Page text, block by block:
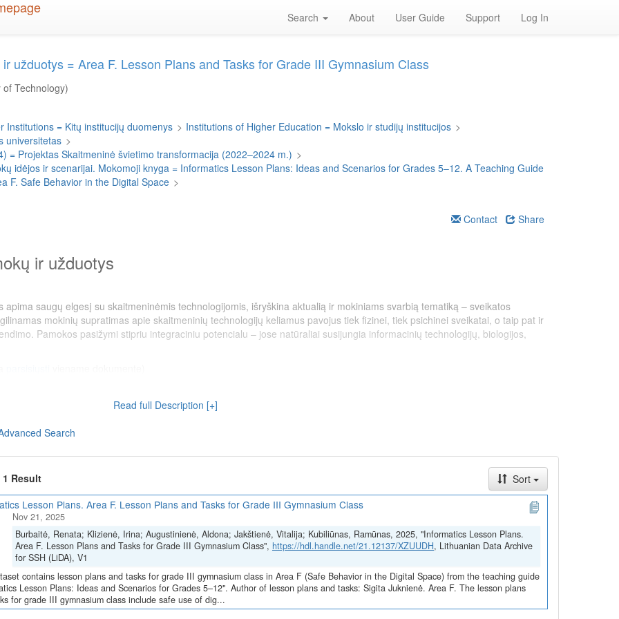
Search About User Guide Support Log In
užduotys = Area F. Lesson Plans and Tasks for Grade III Gymnasium Class
Technology)
Institutions = Kitų institucijų duomenys > Institutions of Higher Education = Mokslo ir studijų institucijos >
universitetas >
= Projektas Skaitmeninė švietimo transformacija (2022–2024 m.) >
idėjos ir scenarijai. Mokomoji knyga = Informatics Lesson Plans: Ideas and Scenarios for Grades 5–12. A Teaching Guide
F. Safe Behavior in the Digital Space >
Contact Share
ir užduotys
saugų elgesį su skaitmeninėmis technologijomis, išryškina aktualią ir mokiniams svarbią tematiką – sveikatos
mokinių supratimas apie skaitmeninių technologijų keliamus pavojus tiek fizinei, tiek psichinei sveikatai, o taip pat ir
Pamokos pasižymi stipriu integraciniu potencialu – jose natūraliai susijungia informacinių technologijų, biologijos,
švietimo transformacija („EdTech“)(Nr. 10-004-P-0001)“, įgyvendintą pagal ekonomikos gaivinimo ir atsparumo
Sąjungos ekonomikos gaivinimo ir atsparumo didinimo priemonės „NextGenerationEU“ lėšomis.
Grade III Gymnasium Class
class include safe use of digital technologies and highlight topics that are relevant and important to students, such as
deepen students' understanding of the dangers of digital technologies to both physical and mental health, as well as
The lessons have strong integrative potential, naturally combining knowledge of information technology, biology,
Read full Description [+]
Search
Result
Sort
Lesson Plans. Area F. Lesson Plans and Tasks for Grade III Gymnasium Class
Nov 21, 2025
Burbaitė, Renata; Klizienė, Irina; Augustinienė, Aldona; Jakštienė, Vitalija; Kubiliūnas, Ramūnas, 2025, "Informatics Lesson Plans.
Area F. Lesson Plans and Tasks for Grade III Gymnasium Class", https://hdl.handle.net/21.12137/XZUUDH, Lithuanian Data Archive
for SSH (LiDA), V1
contains lesson plans and tasks for grade III gymnasium class in Area F (Safe Behavior in the Digital Space) from the teaching guide
Lesson Plans: Ideas and Scenarios for Grades 5–12". Author of lesson plans and tasks: Sigita Juknienė. Area F. The lesson plans
for grade III gymnasium class include safe use of dig...